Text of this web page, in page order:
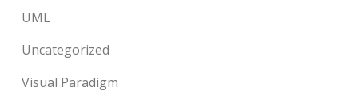
UML
Uncategorized
Visual Paradigm